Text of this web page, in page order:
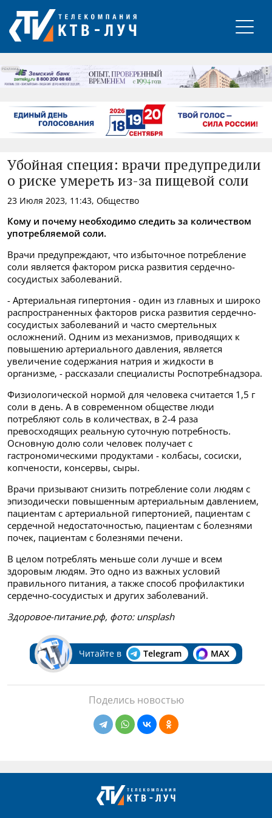
РЕКЛАМА
Убойная специя: врачи предупредили
о риске умереть из-за пищевой соли
23 Июля 2023, 11:43, Общество
Кому и почему необходимо следить за количеством
употребляемой соли.
Врачи предупреждают, что избыточное потребление
соли является фактором риска развития сердечно-
сосудистых заболеваний.
- Артериальная гипертония - один из главных и широко
распространенных факторов риска развития сердечно-
сосудистых заболеваний и часто смертельных
осложнений. Одним из механизмов, приводящих к
повышению артериального давления, является
увеличение содержания натрия и жидкости в
организме, - рассказали специалисты Роспотребнадзора.
Физиологической нормой для человека считается 1,5 г
соли в день. А в современном обществе люди
потребляют соль в количествах, в 2-4 раза
превосходящих реальную суточную потребность.
Основную долю соли человек получает с
гастрономическими продуктами - колбасы, сосиски,
копчености, консервы, сыры.
Врачи призывают снизить потребление соли людям с
эпизодически повышенным артериальным давлением,
пациентам с артериальной гипертонией, пациентам с
сердечной недостаточностью, пациентам с болезнями
почек, пациентам с болезнями печени.
В целом потреблять меньше соли лучше и всем
здоровым людям. Это одно из важных условий
правильного питания, а также способ профилактики
сердечно-сосудистых и других заболеваний.
Здоровое-питание.рф, фото: unsplash
Читайте в Telegram MAX
Поделись новостью